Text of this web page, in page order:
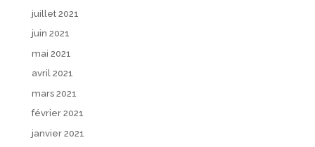
juillet 2021
juin 2021
mai 2021
avril 2021
mars 2021
février 2021
janvier 2021